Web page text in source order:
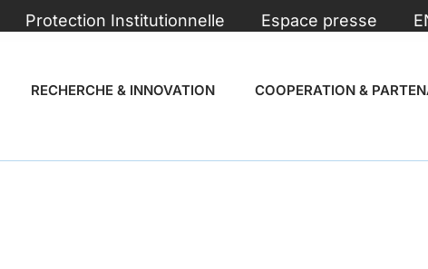
Protection Institutionnelle Espace presse
RECHERCHE & INNOVATION COOPERATION &